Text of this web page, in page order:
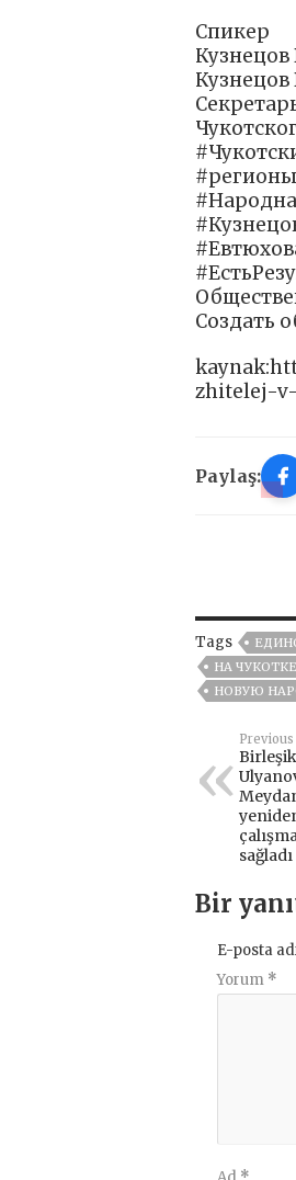
Спикер
Кузнецов
Кузнецов
#регионы
Создать
zhitelej-
Paylaş:
Tags
НА
НОВУЮ
Previous
sağladı
Bir
E-posta
Yorum *